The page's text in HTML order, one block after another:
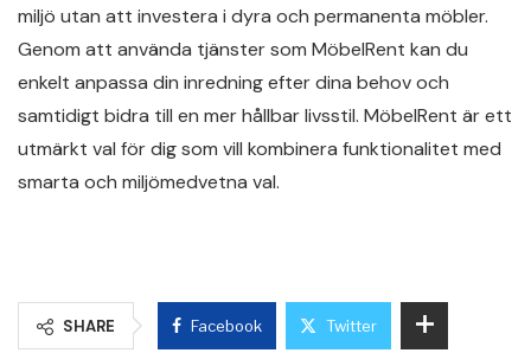
miljö utan att investera i dyra och permanenta möbler.
Genom att använda tjänster som MöbelRent kan du
enkelt anpassa din inredning efter dina behov och
samtidigt bidra till en mer hållbar livsstil. MöbelRent är ett
utmärkt val för dig som vill kombinera funktionalitet med
smarta och miljömedvetna val.
SHARE Facebook Twitter